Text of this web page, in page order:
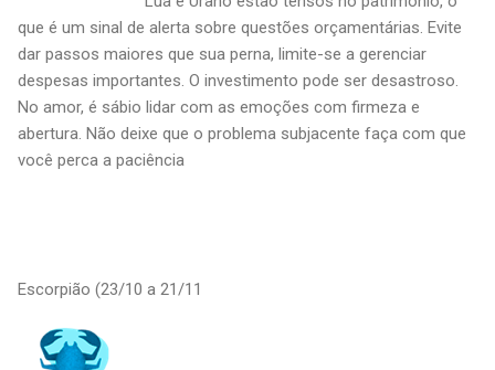
que é um sinal de alerta sobre questões orçamentárias. Evite
dar passos maiores que sua perna, limite-se a gerenciar
despesas importantes. O investimento pode ser desastroso.
No amor, é sábio lidar com as emoções com firmeza e
abertura. Não deixe que o problema subjacente faça com que
você perca a paciência
Escorpião (23/10 a 21/11